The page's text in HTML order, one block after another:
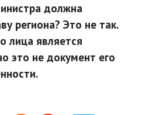
должна
региона? Это не так.
лица является
это не документ его